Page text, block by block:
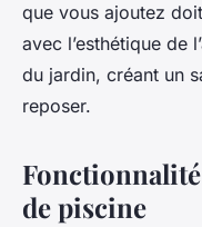
que vous ajoutez
avec l’esthétique de
du jardin, créant un
reposer.
de piscine